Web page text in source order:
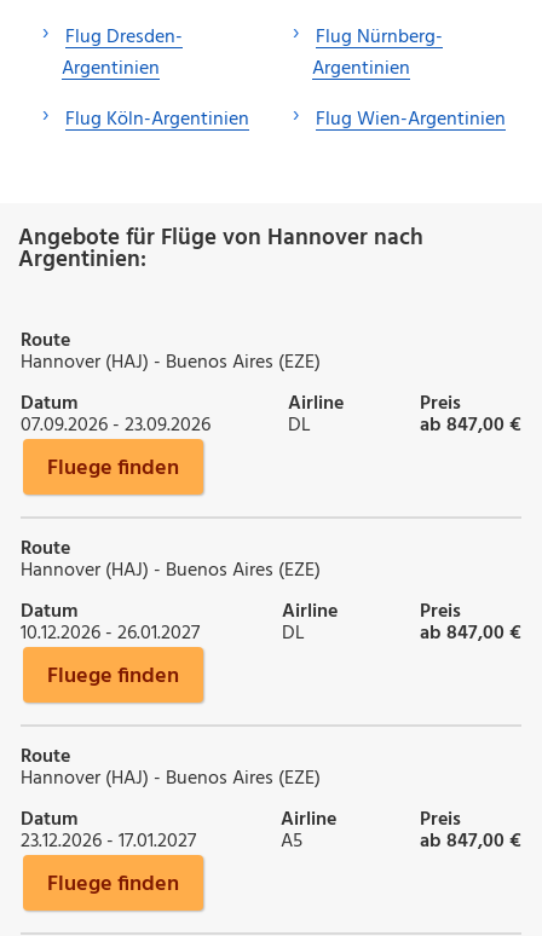
Flug Dresden-
Argentinien
Flug Köln-Argentinien
Flug Nürnberg-
Argentinien
Flug Wien-Argentinien
Angebote für Flüge von Hannover nach
Argentinien:
Route
Hannover (HAJ) - Buenos Aires (EZE)
Datum
07.09.2026 - 23.09.2026
Airline
DL
Preis
ab 847,00 €
Fluege finden
Route
Hannover (HAJ) - Buenos Aires (EZE)
Datum
10.12.2026 - 26.01.2027
Airline
DL
Preis
ab 847,00 €
Fluege finden
Route
Hannover (HAJ) - Buenos Aires (EZE)
Datum
23.12.2026 - 17.01.2027
Airline
A5
Preis
ab 847,00 €
Fluege finden